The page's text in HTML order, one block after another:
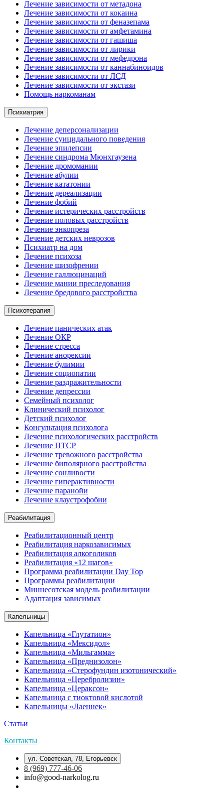
Лечение зависимости от метадона
Лечение зависимости от кокаина
Лечение зависимости от феназепама
Лечение зависимости от амфетамина
Лечение зависимости от гашиша
Лечение зависимости от лирики
Лечение зависимости от мефедрона
Лечение зависимости от каннабиноидов
Лечение зависимости от ЛСД
Лечение зависимости от экстази
Помощь наркоманам
Психиатрия
Лечение деперсонализации
Лечение суицидального поведения
Лечение эпилепсии
Лечение синдрома Мюнхгаузена
Лечение дромомании
Лечение абулии
Лечение кататонии
Лечение дереализации
Лечение фобий
Лечение истерических расстройств
Лечение половых расстройств
Лечение энкопреза
Лечение детских неврозов
Психиатр на дом
Лечение психоза
Лечение шизофрении
Лечение галлюцинаций
Лечение мании преследования
Лечение бредового расстройства
Психотерапия
Лечение панических атак
Лечение ОКР
Лечение стресса
Лечение анорексии
Лечение булимии
Лечение социопатии
Лечение раздражительности
Лечение депрессии
Семейный психолог
Клинический психолог
Детский психолог
Консультация психолога
Лечение психологических расстройств
Лечение ПТСР
Лечение тревожного расстройства
Лечение биполярного расстройства
Лечение сонливости
Лечение гиперактивности
Лечение паранойи
Лечение клаустрофобии
Реабилитация
Реабилитационный центр
Реабилитация наркозависимых
Реабилитация алкоголиков
Реабилитация «12 шагов»
Программа реабилитации Day Top
Программы реабилитации
Миннесотская модель реабилитации
Адаптация зависимых
Капельницы
Капельница «Глутатион»
Капельница «Мексидол»
Капельница «Мильгамма»
Капельница «Преднизолон»
Капельница «Стерофундин изотонический»
Капельница «Церебролизин»
Капельница «Цераксон»
Капельница с тиоктовой кислотой
Капельницы «Лаеннек»
Статьи
Контакты
ул. Советская, 78, Егорьевск
8 (969) 777-46-06
info@good-narkolog.ru